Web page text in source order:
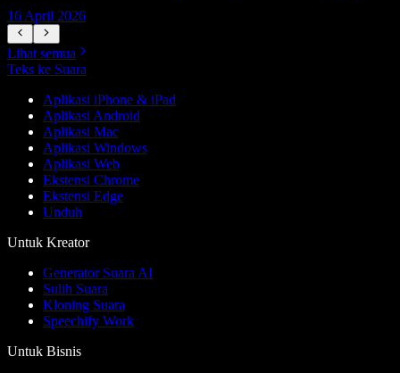
16 April 2026
Lihat semua
Teks ke Suara
Aplikasi iPhone & iPad
Aplikasi Android
Aplikasi Mac
Aplikasi Windows
Aplikasi Web
Ekstensi Chrome
Ekstensi Edge
Unduh
Untuk Kreator
Generator Suara AI
Sulih Suara
Kloning Suara
Speechify Work
Untuk Bisnis